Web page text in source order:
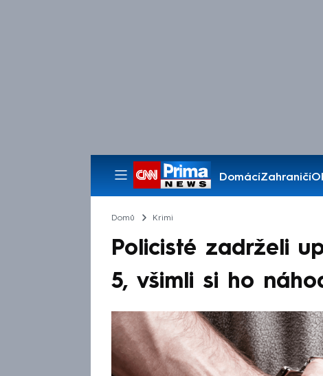
DomácíZahraničí
Pořady
Domů Krimi
Policisté zadrželi
5, všimli si ho